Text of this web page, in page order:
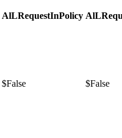
AlLRequestInPolicy
$False $False